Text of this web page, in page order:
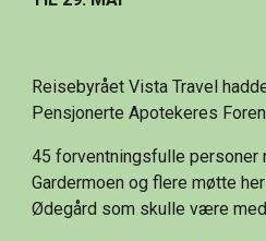
Reisebyrået Vista Travel
Pensjonerte Apotekeres
45 forventningsfulle personer
Gardermoen og flere møtte
Ødegård som skulle være